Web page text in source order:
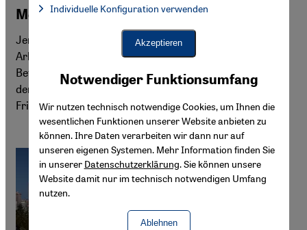
Mehr Unterstützung für Frauen
Jemenitische Frauen werden heute mehr denn je als
Arbeitskräfte und Unternehmerinnen gebraucht. Ihre
Beteiligung ist zentral für eine nachhaltige Entwicklung,
den sozialen Zusammenhalt und die Chance auf einen
Frieden. Von Amal Abdullah
Notwendiger Funktionsumfang
Wir nutzen technisch notwendige Cookies, um Ihnen die
wesentlichen Funktionen unserer Website anbieten zu
können. Ihre Daten verarbeiten wir dann nur auf
unseren eigenen Systemen. Mehr Information finden Sie
in unserer Datenschutzerklärung. Sie können unsere
Website damit nur im technisch notwendigen Umfang
nutzen.
Ablehnen
Facebook Embed / Facebook Connect, Google Maps Embed,
Facebook Embed / Facebook Connect
Google Maps Embed
Individuelle Konfiguration verwenden
Akzeptieren